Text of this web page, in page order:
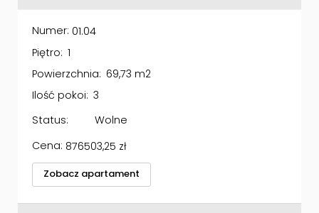
Numer: 01.04
Piętro: 1
Powierzchnia: 69,73 m2
Ilość pokoi: 3
Status:
Wolne
Cena: 876503,25 zł
Zobacz apartament